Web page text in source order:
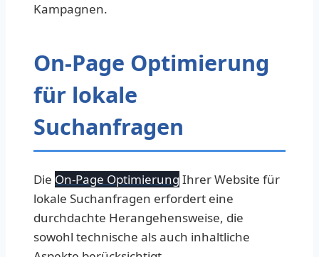
Kampagnen.
On-Page Optimierung
für lokale
Suchanfragen
Die On-Page Optimierung Ihrer Website für
lokale Suchanfragen erfordert eine
durchdachte Herangehensweise, die
sowohl technische als auch inhaltliche